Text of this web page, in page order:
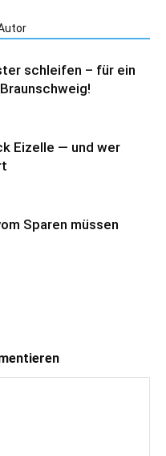
schleifen – für ein
Eizelle — und wer
Sparen müssen